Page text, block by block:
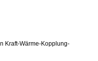
Kraft-Wärme-Kopplung-